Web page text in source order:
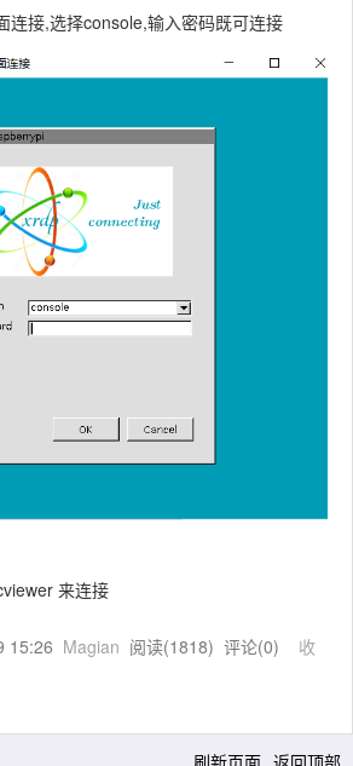
连接,选择console,输入密码既可连接
来连接
15:26 Magian 阅读(1818) 评论(0) 收
刷新页面 返回顶部